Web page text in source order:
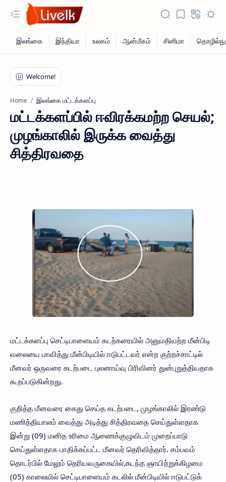
Home இலங்கை மட்டக்களப்பு
மட்டக்களப்பில் ஈவிரக்கமற்ற செயல்;
முழங்காலில் இருக்க வைத்து
சித்திரவதை
மட்டக்களப்பு செட்டிபாளையம் கடற்கரையில் அனுமதியற்ற மீன்பிடி
வலையை பாவித்து மீன்பிடியில் ஈடுபட்டவர் என்ற குற்றச்சாட்டில்
மீனவர் ஒருவரை கடற்படை புலனாய்வு பிரிவினர் துன்புறுத்தியதாக
கூறப்படுகின்றது.
குறித்த மீனவரை கைது செய்த கடற்படை, முழங்காலில் இரண்டு
மணித்தியாலம் வைத்து அடித்து சித்திரவதை செய்துள்ளதாக
இன்று (09) மனித உரிமை ஆணைக்குழுவிடம் முறைப்பாடு
செய்துள்ளதாக பாதிக்கப்பட்ட மீனவர் தெரிவித்தார். சம்பவம்
தொடர்பில் மேலும் தெரியவருகையில்,கடந்த ஞாயிற்றுக்கிழமை
(05) காலையில் செட்டிபாளையம் கடலில் மீன்பிடியில் ஈடுபட்டுக்